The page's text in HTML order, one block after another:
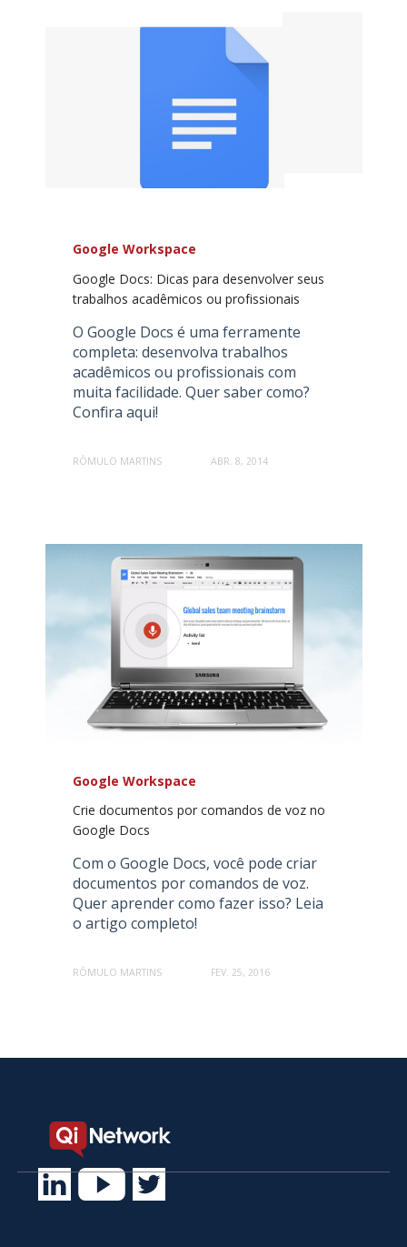
Google Workspace
Google Docs: Dicas para desenvolver seus
trabalhos acadêmicos ou profissionais
O Google Docs é uma ferramente
completa: desenvolva trabalhos
acadêmicos ou profissionais com
muita facilidade. Quer saber como?
Confira aqui!
RÔMULO MARTINS ABR. 8, 2014
Google Workspace
Crie documentos por comandos de voz no
Google Docs
Com o Google Docs, você pode criar
documentos por comandos de voz.
Quer aprender como fazer isso? Leia
o artigo completo!
RÔMULO MARTINS FEV. 25, 2016